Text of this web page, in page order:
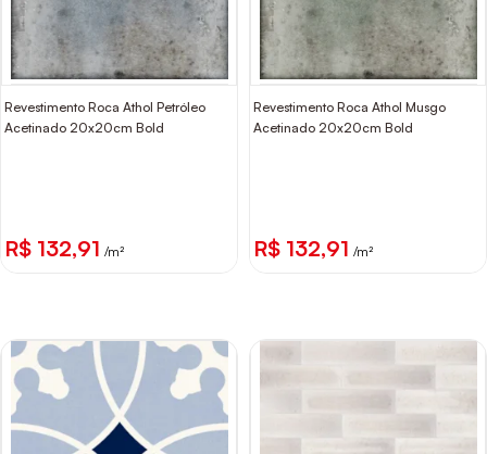
Revestimento Roca Athol Petróleo
Acetinado 20x20cm Bold
R$ 132,91 /m²
Revestimento Roca Athol Musgo
Acetinado 20x20cm Bold
R$ 132,91 /m²